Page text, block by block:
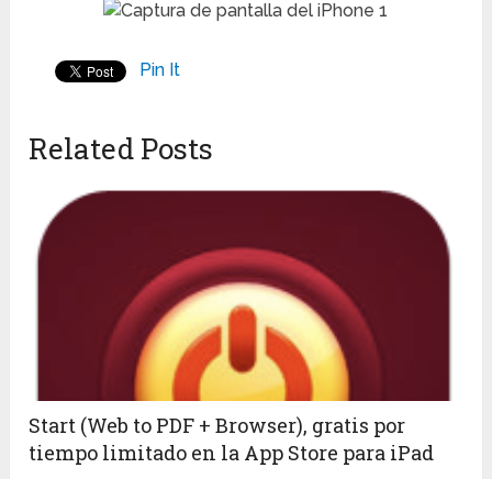
Pin It
Related Posts
Start (Web to PDF + Browser), gratis por
tiempo limitado en la App Store para iPad